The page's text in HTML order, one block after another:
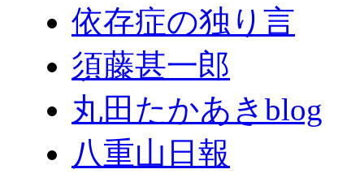
依存症の独り言
須藤甚一郎
丸田たかあきblog
八重山日報